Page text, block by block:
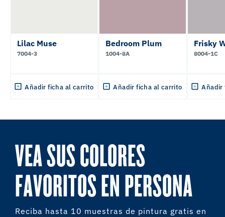
Lilac Muse
7004-3
Añadir ficha al carrito
Bedroom Plum
1004-8A
Añadir ficha al carrito
Frisky
8004-1C
Añadir
VEA SUS COLORES
FAVORITOS EN PERSONA
Reciba hasta 10 muestras de pintura gratis en